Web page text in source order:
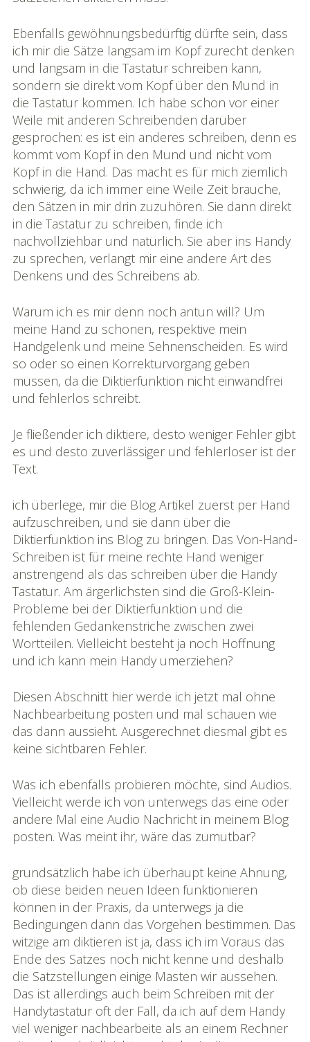
Ebenfalls gewöhnungsbedürftig dürfte sein, dass
ich mir die Sätze langsam im Kopf zurecht denken
und langsam in die Tastatur schreiben kann,
sondern sie direkt vom Kopf über den Mund in
die Tastatur kommen. Ich habe schon vor einer
Weile mit anderen Schreibenden darüber
gesprochen: es ist ein anderes schreiben, denn es
kommt vom Kopf in den Mund und nicht vom
Kopf in die Hand. Das macht es für mich ziemlich
schwierig, da ich immer eine Weile Zeit brauche,
den Sätzen in mir drin zuzuhören. Sie dann direkt
in die Tastatur zu schreiben, finde ich
nachvollziehbar und natürlich. Sie aber ins Handy
zu sprechen, verlangt mir eine andere Art des
Denkens und des Schreibens ab.
Warum ich es mir denn noch antun will? Um
meine Hand zu schonen, respektive mein
Handgelenk und meine Sehnenscheiden. Es wird
so oder so einen Korrekturvorgang geben
müssen, da die Diktierfunktion nicht einwandfrei
und fehlerlos schreibt.
Je fließender ich diktiere, desto weniger Fehler gibt
es und desto zuverlässiger und fehlerloser ist der
Text.
ich überlege, mir die Blog Artikel zuerst per Hand
aufzuschreiben, und sie dann über die
Diktierfunktion ins Blog zu bringen. Das Von-Hand-
Schreiben ist für meine rechte Hand weniger
anstrengend als das schreiben über die Handy
Tastatur. Am ärgerlichsten sind die Groß-Klein-
Probleme bei der Diktierfunktion und die
fehlenden Gedankenstriche zwischen zwei
Wortteilen. Vielleicht besteht ja noch Hoffnung
und ich kann mein Handy umerziehen?
Diesen Abschnitt hier werde ich jetzt mal ohne
Nachbearbeitung posten und mal schauen wie
das dann aussieht. Ausgerechnet diesmal gibt es
keine sichtbaren Fehler.
Was ich ebenfalls probieren möchte, sind Audios.
Vielleicht werde ich von unterwegs das eine oder
andere Mal eine Audio Nachricht in meinem Blog
posten. Was meint ihr, wäre das zumutbar?
grundsätzlich habe ich überhaupt keine Ahnung,
ob diese beiden neuen Ideen funktionieren
können in der Praxis, da unterwegs ja die
Bedingungen dann das Vorgehen bestimmen. Das
witzige am diktieren ist ja, dass ich im Voraus das
Ende des Satzes noch nicht kenne und deshalb
die Satzstellungen einige Masten wir aussehen.
Das ist allerdings auch beim Schreiben mit der
Handytastatur oft der Fall, da ich auf dem Handy
viel weniger nachbearbeite als an einem Rechner